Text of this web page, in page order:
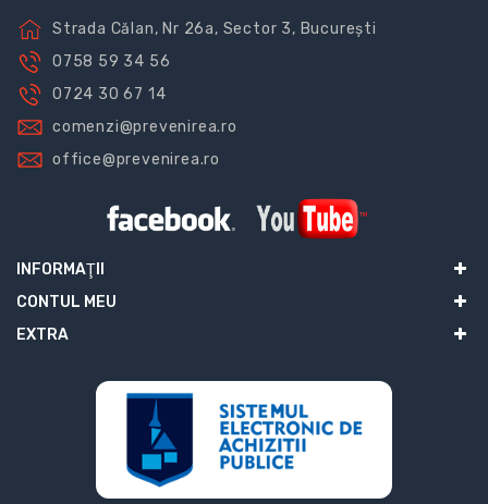
Strada Călan, Nr 26a, Sector 3, București
0758 59 34 56
0724 30 67 14
comenzi@prevenirea.ro
office@prevenirea.ro
INFORMAŢII
CONTUL MEU
EXTRA